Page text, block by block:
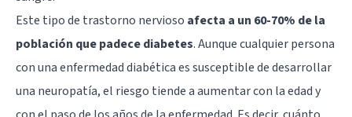
Este tipo de trastorno nervioso afecta a un 60-70% de la
población que padece diabetes. Aunque cualquier persona
con una enfermedad diabética es susceptible de desarrollar
una neuropatía, el riesgo tiende a aumentar con la edad y